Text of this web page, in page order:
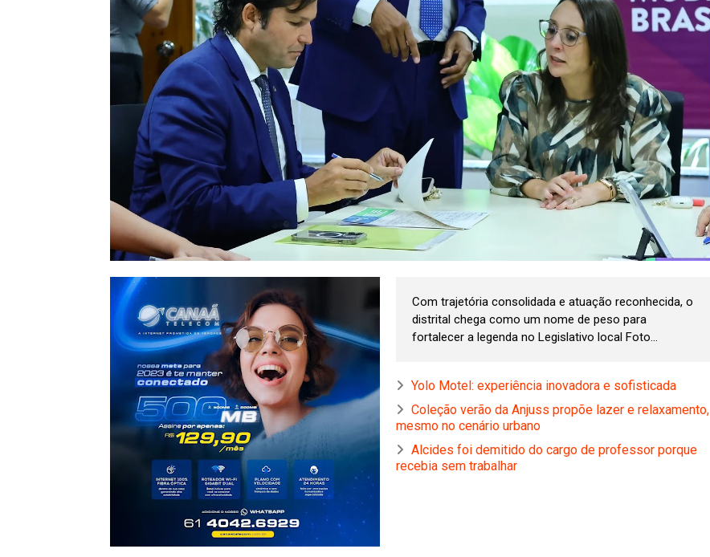
Com trajetória consolidada e atuação reconhecida, o
distrital chega como um nome de peso para
fortalecer a legenda no Legislativo local Foto...
Yolo Motel: experiência inovadora e sofisticada
Coleção verão da Anjuss propõe lazer e relaxamento,
mesmo no cenário urbano
Alcides foi demitido do cargo de professor porque
recebia sem trabalhar